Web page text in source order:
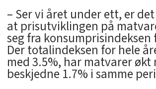
– Ser vi året under ett, er
at prisutviklingen på
seg fra konsumprisindeksen
Der totalindeksen for hele
med 3.5%, har matvarer økt
beskjedne 1.7% i samme